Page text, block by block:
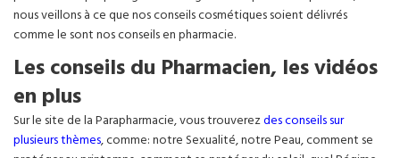
nous veillons à ce que nos conseils cosmétiques soient délivrés
comme le sont nos conseils en pharmacie.
Les conseils du Pharmacien, les vidéos
en plus
Sur le site de la Parapharmacie, vous trouverezdes conseils sur
plusieurs thèmes, comme: notre Sexualité, notre Peau, comment se